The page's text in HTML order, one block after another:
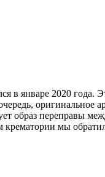
в январе 2020 года.
оригинальное
образ переправы
крематории мы